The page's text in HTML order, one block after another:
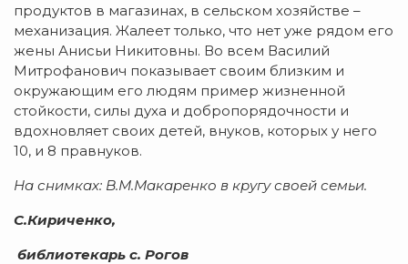
продуктов в магазинах, в сельском хозяйстве –
механизация. Жалеет только, что нет уже рядом его
жены Анисьи Никитовны. Во всем Василий
Митрофанович показывает своим близким и
окружающим его людям пример жизненной
стойкости, силы духа и добропорядочности и
вдохновляет своих детей, внуков, которых у него
10, и 8 правнуков.
На снимках: В.М.Макаренко в кругу своей семьи.
С.Кириченко,
библиотекарь с. Рогов